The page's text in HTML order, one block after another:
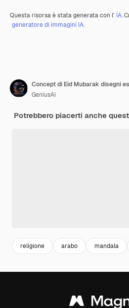
Questa risorsa è stata generata con l' IA.
generatore di immagini IA.
GeniusAi
Potrebbero piacerti anche
religione arabo mandala